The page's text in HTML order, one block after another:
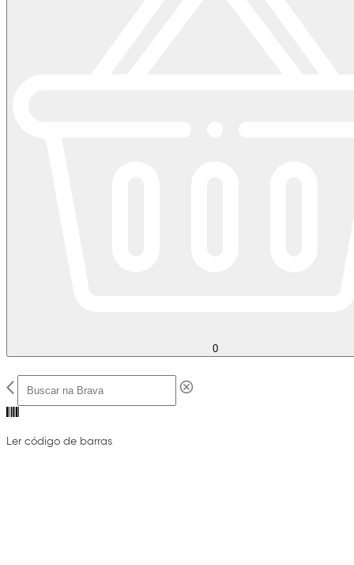
0
Ler código de barras